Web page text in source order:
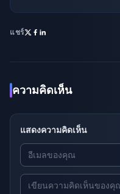
แชร์
ความคิดเห็น
แสดงความคิดเห็น